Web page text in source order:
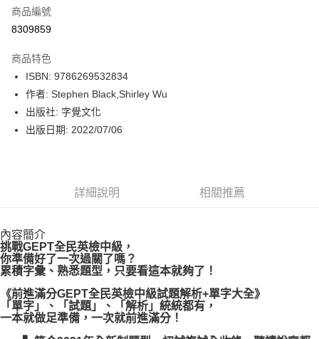
信用卡一次付款
LINE Pay
Apple Pay
街口支付
博客來商品配送方式
每筆NT$80，滿NT$1,000(含以上)免運費
商品編號
8309859
商品特色
ISBN: 9786269532834
作者: Stephen Black,Shirley Wu
出版社: 字覺文化
出版日期: 2022/07/06
詳細說明 相關推薦
內容簡介
挑戰GEPT全民英檢中級，
你準備好了一次過關了嗎？
累積字彙、熟悉題型，只要看這本就夠了！
《前進滿分GEPT全民英檢中級試題解析+單字大全》
「單字」、「試題」、「解析」統統都有，
一本就做足準備，一次就前進滿分！